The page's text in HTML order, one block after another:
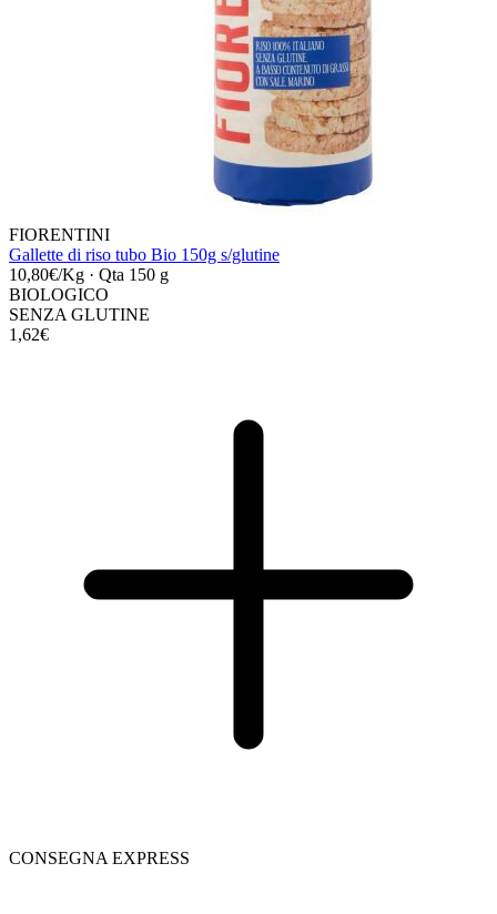
FIORENTINI
Gallette di riso tubo Bio 150g s/glutine
10,80€/Kg · Qta 150 g
BIOLOGICO
SENZA GLUTINE
1,62€
CONSEGNA EXPRESS